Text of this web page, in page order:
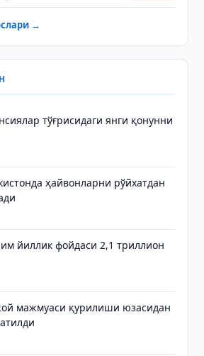
→
тўғрисидаги янги қонунни
ҳайвонларни рўйхатдан
йиллик фойдаси 2,1 триллион
мажмуаси қурилиши юзасидан